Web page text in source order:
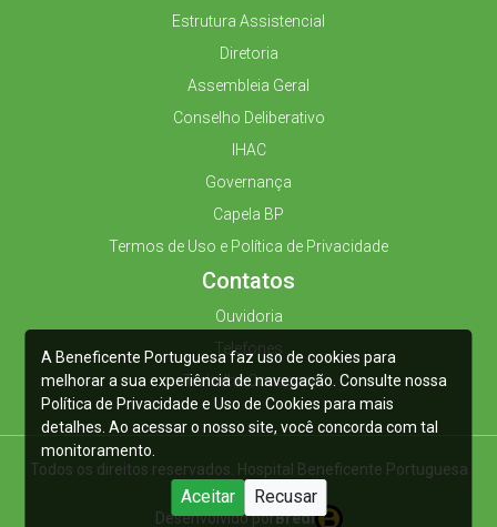
Estrutura Assistencial
Diretoria
Assembleia Geral
Conselho Deliberativo
IHAC
Governança
Capela BP
Termos de Uso e Política de Privacidade
Contatos
Ouvidoria
Telefones
Trabalhe Conosco
Todos os direitos reservados. Hospital Beneficente Portuguesa
2025
Desenvolvido porBredi
A Beneficente Portuguesa faz uso de cookies para
melhorar a sua experiência de navegação. Consulte nossa
Política de Privacidade e Uso de Cookies para mais
detalhes. Ao acessar o nosso site, você concorda com tal
monitoramento.
Aceitar Recusar